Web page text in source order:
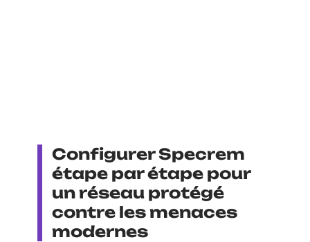
Configurer Specrem
étape par étape pour
un réseau protégé
contre les menaces
modernes